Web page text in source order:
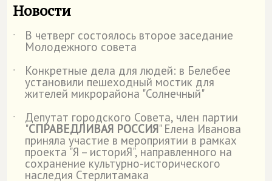
Новости
˙ В четверг состоялось второе заседание
Молодежного совета
˙
Конкретные дела для людей: в Белебее
установили пешеходный мостик для
жителей микрорайона "Солнечный"
˙
Депутат городского Совета, член партии
"СПРАВЕДЛИВАЯ РОССИЯ" Елена Иванова
приняла участие в мероприятии в рамках
проекта "Я – историЯ", направленного на
сохранение культурно-исторического
наследия Стерлитамака